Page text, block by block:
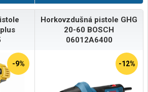
-9%
Horkovzdušná pistole GHG
20-60 BOSCH
06012A6400
-12%